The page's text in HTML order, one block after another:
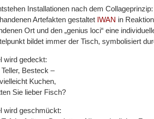
Installationen nach dem Collageprinzip:
Artefakten gestaltet IWAN in
Ort und den „genius loci“ eine
bildet immer der Tisch, symbolisiert
wird gedeckt:
Besteck –
Kuchen,
Sie lieber Fisch?
wird geschmückt: